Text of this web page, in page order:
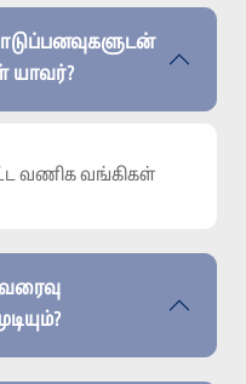
யாவர்?
வணிக வங்கிகள்